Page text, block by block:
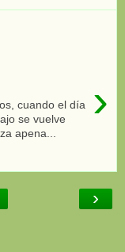
›
cuando el día
se vuelve
apena...
›